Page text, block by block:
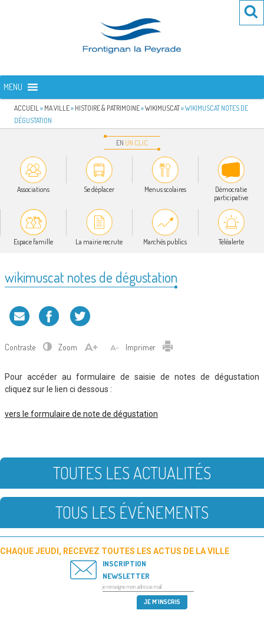
FRONTIGNAN LA PEYRADE
MENU
ACCUEIL » MA VILLE» HISTOIRE & PATRIMOINE»WIKIMUSCAT»WIKIMUSCAT NOTES DE
DÉGUSTATION
EN UN CLIC
Associations Se déplacer Menus scolaires
Démocratie
participative
Espace famille La mairie recrute Marchés publics Téléalerte
wikimuscat notes de dégustation
Contraste Zoom Imprimer
Pour accéder au formulaire de saisie de notes de dégustation
cliquez sur le lien ci dessous :
vers le formulaire de note de dégustation
TOUTES LES ACTUALITÉS
TOUS LES ÉVÉNEMENTS
CHAQUE JEUDI, RECEVEZ TOUTES LES ACTUS DE LA VILLE
INSCRIPTION
NEWSLETTER